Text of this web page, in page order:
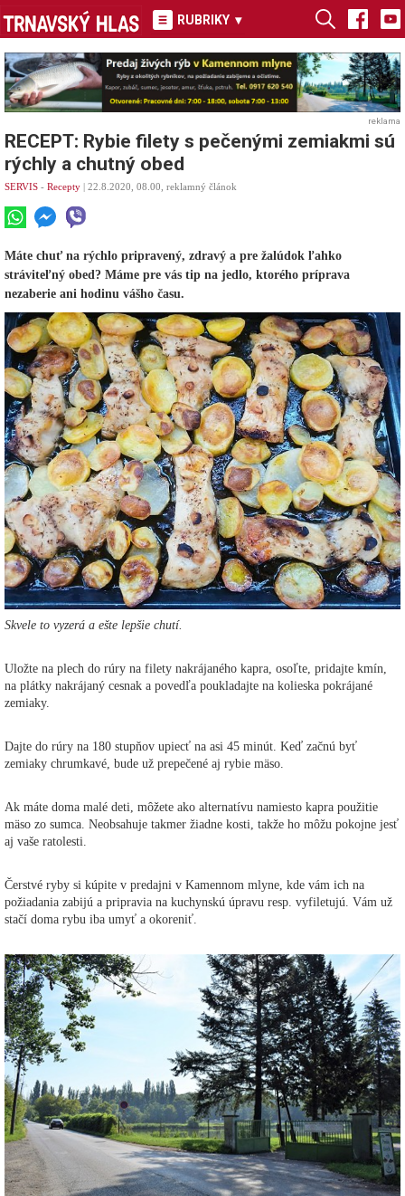
RUBRIKY ▾
reklama
RECEPT: Rybie filety s pečenými zemiakmi sú
rýchly a chutný obed
SERVIS - Recepty | 22.8.2020, 08.00, reklamný článok
Máte chuť na rýchlo pripravený, zdravý a pre žalúdok ľahko
stráviteľný obed? Máme pre vás tip na jedlo, ktorého príprava
nezaberie ani hodinu vášho času.
Skvele to vyzerá a ešte lepšie chutí.
Uložte na plech do rúry na filety nakrájaného kapra, osoľte, pridajte kmín,
na plátky nakrájaný cesnak a povedľa poukladajte na kolieska pokrájané
zemiaky.
Dajte do rúry na 180 stupňov upiecť na asi 45 minút. Keď začnú byť
zemiaky chrumkavé, bude už prepečené aj rybie mäso.
Ak máte doma malé deti, môžete ako alternatívu namiesto kapra použitie
mäso zo sumca. Neobsahuje takmer žiadne kosti, takže ho môžu pokojne jesť
aj vaše ratolesti.
Čerstvé ryby si kúpite v predajni v Kamennom mlyne, kde vám ich na
požiadania zabijú a pripravia na kuchynskú úpravu resp. vyfiletujú. Vám už
stačí doma rybu iba umyť a okoreniť.